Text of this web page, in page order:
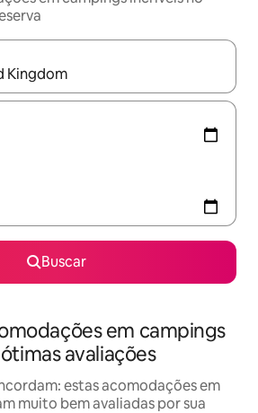
estiverem disponíveis, explore-os
Buscar
em campings
avaliações
estas acomodações em
muito bem avaliadas por sua